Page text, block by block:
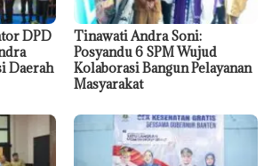
DPD
Daerah
Tinawati Andra Soni:
Posyandu 6 SPM Wujud
Kolaborasi Bangun Pelayanan
Masyarakat